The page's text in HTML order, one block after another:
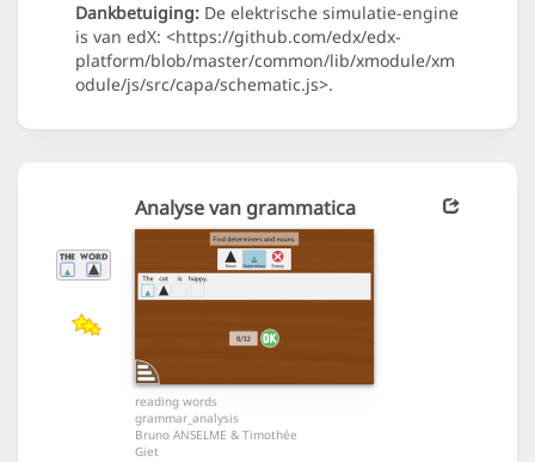
Dankbetuiging: De elektrische simulatie-engine
is van edX: <https://github.com/edx/edx-
platform/blob/master/common/lib/xmodule/xm
odule/js/src/capa/schematic.js>.
Analyse van grammatica
reading words
grammar_analysis
Bruno ANSELME & Timothée
Giet